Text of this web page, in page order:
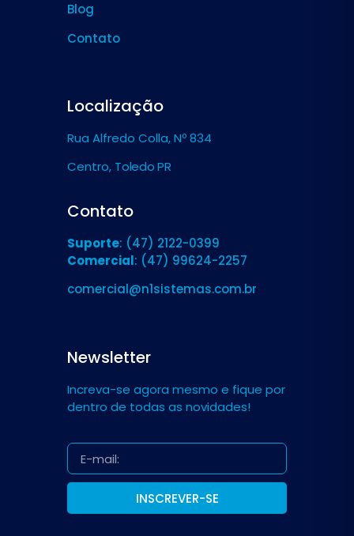
Blog
Contato
Localização
Rua Alfredo Colla, Nº 834
Centro, Toledo PR
Contato
Suporte: (47) 2122-0399
Comercial: (47) 99624-2257
comercial@n1sistemas.com.br
Newsletter
Increva-se agora mesmo e fique por
dentro de todas as novidades!
INSCREVER-SE